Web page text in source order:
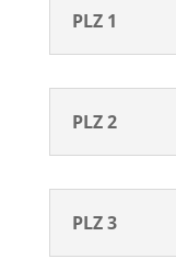
PLZ 1
PLZ 2
PLZ 3